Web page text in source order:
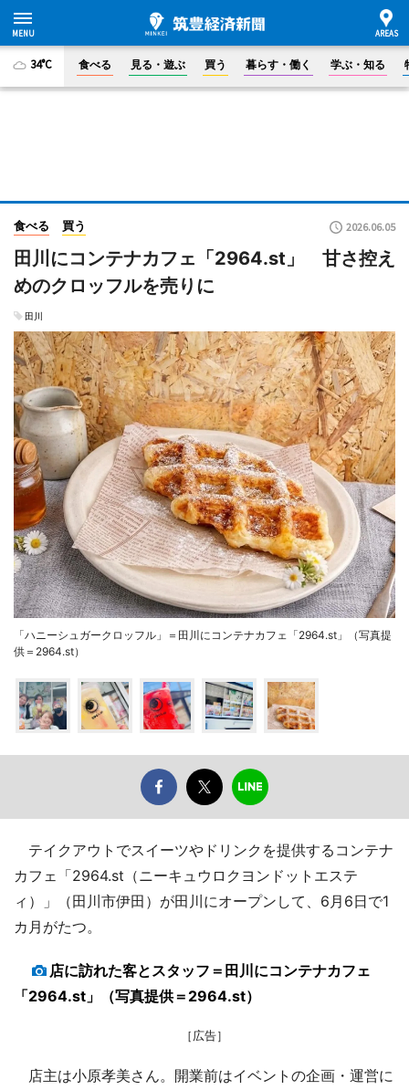
34°C 食べる 見る・遊ぶ 買う 暮らす・働く 学ぶ・知る
食べる 買う 2026.06.05
田川にコンテナカフェ「2964.st」 甘さ控え
めのクロッフルを売りに
田川
「ハニーシュガークロッフル」＝田川にコンテナカフェ「2964.st」（写真提
供＝2964.st）
テイクアウトでスイーツやドリンクを提供するコンテナ
カフェ「2964.st（ニーキュウロクヨンドットエステ
ィ）」（田川市伊田）が田川にオープンして、6月6日で1
カ月がたつ。
店に訪れた客とスタッフ＝田川にコンテナカフェ
「2964.st」（写真提供＝2964.st）
［広告］
店主は小原孝美さん。開業前はイベントの企画・運営に